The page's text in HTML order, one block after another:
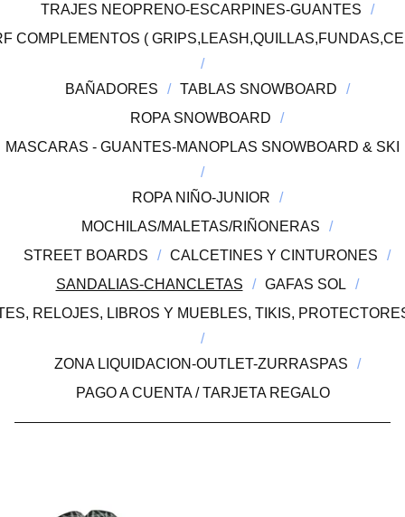
TRAJES NEOPRENO-ESCARPINES-GUANTES
COMPLEMENTOS (
BAÑADORES
TABLAS SNOWBOARD
ROPA SNOWBOARD
MASCARAS - GUANTES-MANOPLAS SNOWBOARD & SKI
ROPA NIÑO-JUNIOR
MOCHILAS/MALETAS/RIÑONERAS
STREET BOARDS
CALCETINES Y CINTURONES
SANDALIAS-CHANCLETAS
GAFAS SOL
RELOJES, LIBROS Y MUEBLES, TIKIS,
ZONA LIQUIDACION-OUTLET-ZURRASPAS
PAGO A CUENTA / TARJETA REGALO